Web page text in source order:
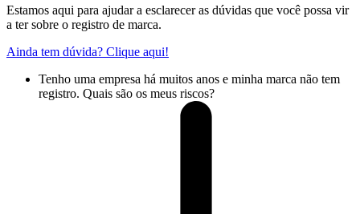
Estamos aqui para ajudar a esclarecer as dúvidas que você possa vir
a ter sobre o registro de marca.
Ainda tem dúvida? Clique aqui!
Tenho uma empresa há muitos anos e minha marca não tem
registro. Quais são os meus riscos?